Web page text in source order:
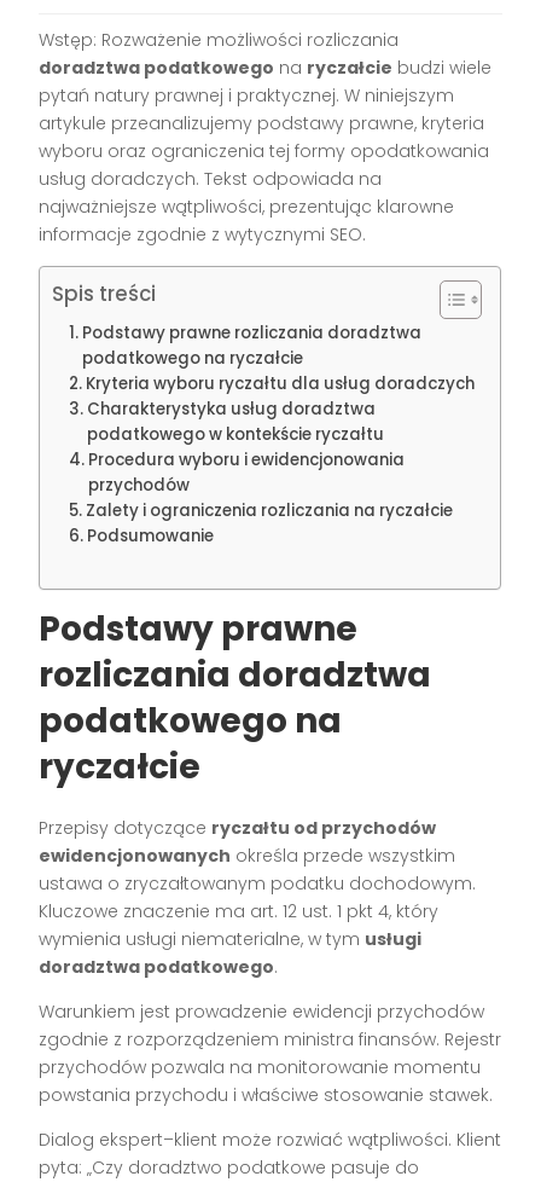
Wstęp: Rozważenie możliwości rozliczania
doradztwa podatkowego na ryczałcie budzi wiele
pytań natury prawnej i praktycznej. W niniejszym
artykule przeanalizujemy podstawy prawne, kryteria
wyboru oraz ograniczenia tej formy opodatkowania
usług doradczych. Tekst odpowiada na
najważniejsze wątpliwości, prezentując klarowne
informacje zgodnie z wytycznymi SEO.
Spis treści
Podstawy prawne rozliczania doradztwa
podatkowego na ryczałcie
Kryteria wyboru ryczałtu dla usług doradczych
Charakterystyka usług doradztwa
podatkowego w kontekście ryczałtu
Procedura wyboru i ewidencjonowania
przychodów
Zalety i ograniczenia rozliczania na ryczałcie
Podsumowanie
Podstawy prawne
rozliczania doradztwa
podatkowego na
ryczałcie
Przepisy dotyczące ryczałtu od przychodów
ewidencjonowanych określa przede wszystkim
ustawa o zryczałtowanym podatku dochodowym.
Kluczowe znaczenie ma art. 12 ust. 1 pkt 4, który
wymienia usługi niematerialne, w tym usługi
doradztwa podatkowego.
Warunkiem jest prowadzenie ewidencji przychodów
zgodnie z rozporządzeniem ministra finansów. Rejestr
przychodów pozwala na monitorowanie momentu
powstania przychodu i właściwe stosowanie stawek.
Dialog ekspert–klient może rozwiać wątpliwości. Klient
pyta: „Czy doradztwo podatkowe pasuje do